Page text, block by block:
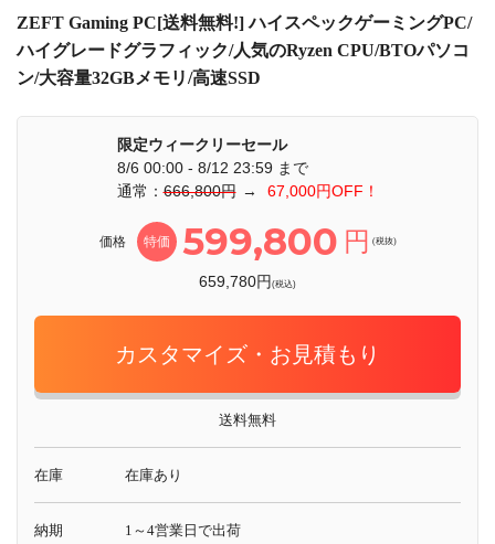
ZEFT Gaming PC[送料無料!] ハイスペックゲーミングPC/
ハイグレードグラフィック/人気のRyzen CPU/BTOパソコ
ン/大容量32GBメモリ/高速SSD
限定ウィークリーセール
8/6 00:00 - 8/12 23:59 まで
通常：666,800円 → 67,000円OFF！
価格 特価 599,800 円 (税抜)
659,780円(税込)
カスタマイズ・お見積もり
送料無料
在庫 在庫あり
納期 1～4営業日で出荷